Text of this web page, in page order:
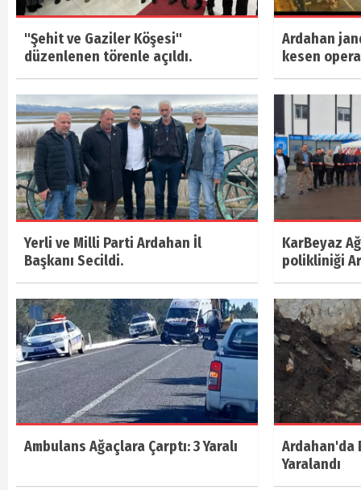
"Şehit ve Gaziler Köşesi"
düzenlenen törenle açıldı.
Ardahan
kesen
Yerli ve Milli Parti Ardahan İl
Başkanı Secildi.
KarBeyaz
polikliniği
Ambulans Ağaçlara Çarptı: 3 Yaralı
Ardahan'da
Yaralandı